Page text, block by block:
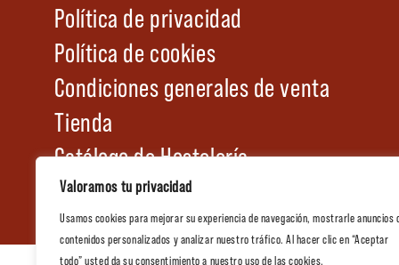
Valoramos tu privacidad
Usamos cookies para mejorar su experiencia de navegación, mostrarle anuncios
contenidos personalizados y analizar nuestro tráfico. Al hacer clic en “Aceptar
todo” usted da su consentimiento a nuestro uso de las cookies.
Política de privacidad
Política de cookies
Condiciones generales de venta
Tienda
Catálogo de Hostelería